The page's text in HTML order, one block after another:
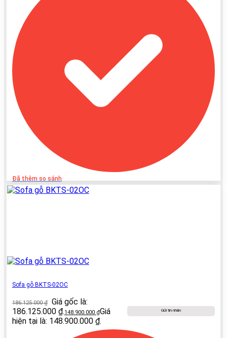
Đã thêm so sánh
Sofa gỗ BKTS-02OC
186.125.000₫
Giá gốc là:
186.125.000 ₫.148.900.000 ₫Giá
hiện tại là: 148.900.000 ₫.
Gửi tin nhắn